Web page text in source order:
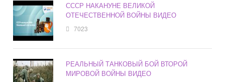
СССР НАКАНУНЕ ВЕЛИКОЙ
ОТЕЧЕСТВЕННОЙ ВОЙНЫ ВИДЕО
7023
РЕАЛЬНЫЙ ТАНКОВЫЙ БОЙ ВТОРОЙ
МИРОВОЙ ВОЙНЫ ВИДЕО